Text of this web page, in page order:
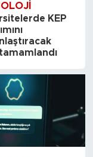
KEP